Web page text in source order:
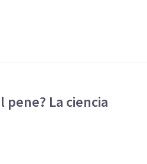
pene? La ciencia